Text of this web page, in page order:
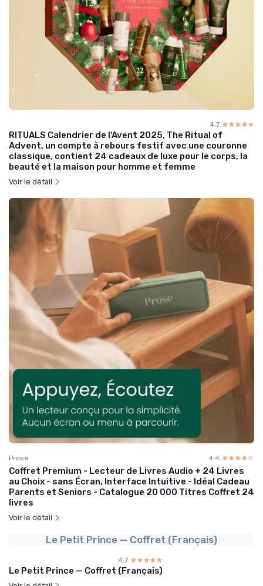
4.7 ☆☆☆☆☆
★★★★★
RITUALS Calendrier de l'Avent 2025, The Ritual of
Advent, un compte à rebours festif avec une couronne
classique, contient 24 cadeaux de luxe pour le corps, la
beauté et la maison pour homme et femme
Voir le détail
Prose 4.4 ☆☆☆☆☆
★★★★★
Coffret Premium - Lecteur de Livres Audio + 24 Livres
au Choix - sans Écran, Interface Intuitive - Idéal Cadeau
Parents et Seniors - Catalogue 20 000 Titres Coffret 24
livres
Voir le détail
Le Petit Prince — Coffret (Français)
4.7 ☆☆☆☆☆
★★★★★
Le Petit Prince — Coffret (Français)